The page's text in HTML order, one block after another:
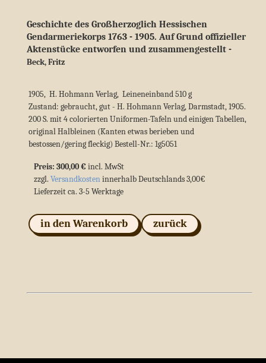
Geschichte des Großherzoglich Hessischen
Gendarmeriekorps 1763 - 1905. Auf Grund offizieller
Aktenstücke entworfen und zusammengestellt -
Beck, Fritz
1905, H. Hohmann Verlag, Leineneinband 510 g
Zustand: gebraucht, gut - H. Hohmann Verlag, Darmstadt, 1905.
200 S. mit 4 colorierten Uniformen-Tafeln und einigen Tabellen,
original Halbleinen (Kanten etwas berieben und
bestossen/gering fleckig) Bestell-Nr.: 1g5051
Preis: 300,00 € incl. MwSt
zzgl. Versandkosteninnerhalb Deutschlands 3,00€
Lieferzeit ca. 3-5 Werktage
in den Warenkorb zurück